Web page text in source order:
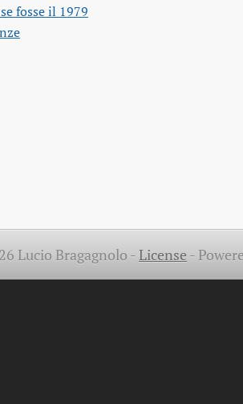
fosse il 1979
Lucio Bragagnolo -License -